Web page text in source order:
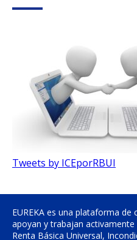
Tweets by ICEporRBUI
EUREKA es una plataforma
apoyan y trabajan
Renta Básica Universal,